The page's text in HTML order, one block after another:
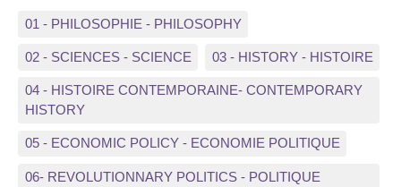
01 - PHILOSOPHIE - PHILOSOPHY
02 - SCIENCES - SCIENCE 03 - HISTORY - HISTOIRE
04 - HISTOIRE CONTEMPORAINE- CONTEMPORARY
HISTORY
05 - ECONOMIC POLICY - ECONOMIE POLITIQUE
06- REVOLUTIONNARY POLITICS - POLITIQUE